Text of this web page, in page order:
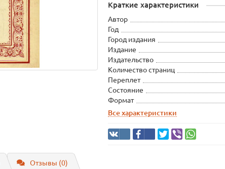
Краткие характеристики
Автор
Год
Город издания
Издание
Издательство
Количество страниц
Переплет
Состояние
Формат
Все характеристики
Отзывы (0)